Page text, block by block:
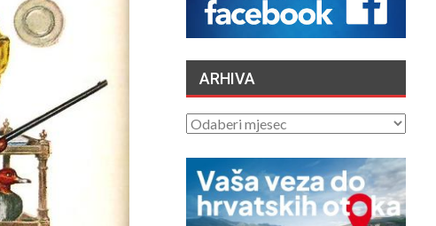
FRANJEVAC POZVAO
07/08/2026
APRÈS PLUSIEURS
SUICIDE AU…
06/08/2026
ARHIVA
ARHIVA